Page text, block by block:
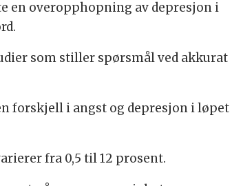
en overopphopning av depresjon i
som stiller spørsmål ved akkurat
forskjell i angst og depresjon i løpet
fra 0,5 til 12 prosent.